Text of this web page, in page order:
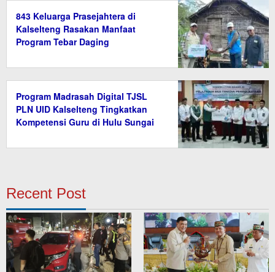
843 Keluarga Prasejahtera di
Kalselteng Rasakan Manfaat
Program Tebar Daging
Program Madrasah Digital TJSL
PLN UID Kalselteng Tingkatkan
Kompetensi Guru di Hulu Sungai
Recent Post